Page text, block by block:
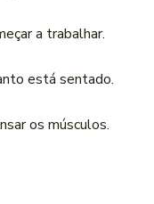
a trabalhar.
está sentado.
os músculos.